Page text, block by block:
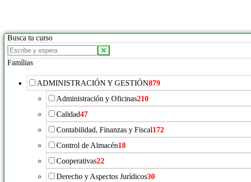
Busca tu curso
Buscar
productos:
Famílias
ADMINISTRACIÓN Y GESTIÓN879
Administración y Oficinas210
Calidad47
Contabilidad, Finanzas y Fiscal172
Control de Almacén18
Cooperativas22
Derecho y Aspectos Jurídicos30